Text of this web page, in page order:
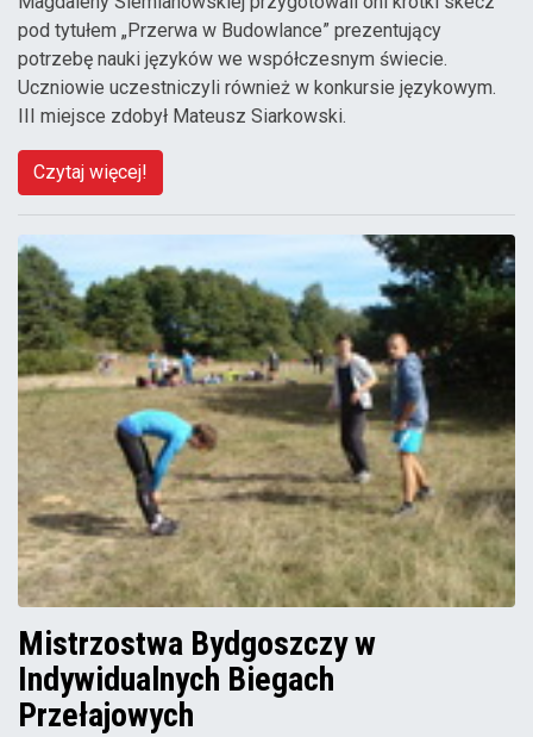
pod tytułem „Przerwa w Budowlance” prezentujący
potrzebę nauki języków we współczesnym świecie.
Uczniowie uczestniczyli również w konkursie językowym.
III miejsce zdobył Mateusz Siarkowski.
Czytaj więcej!
Mistrzostwa Bydgoszczy w
Indywidualnych Biegach
Przełajowych